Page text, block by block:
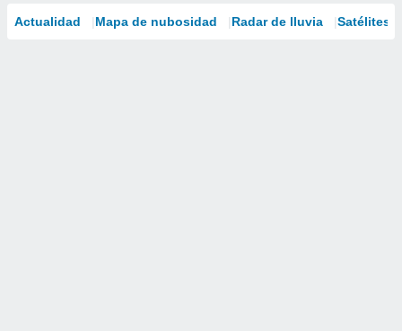
Actualidad Mapa de nubosidad Radar de lluvia Satélites